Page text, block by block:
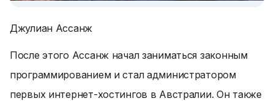
Джулиан Ассанж
После этого Ассанж начал заниматься законным
программированием и стал администратором
первых интернет-хостингов в Австралии. Он также